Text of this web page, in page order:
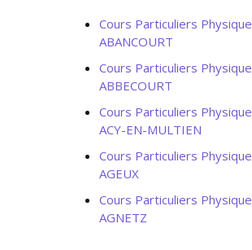
Cours Particuliers Physique
ABANCOURT
Cours Particuliers Physique
ABBECOURT
Cours Particuliers Physique
ACY-EN-MULTIEN
Cours Particuliers Physique
AGEUX
Cours Particuliers Physique
AGNETZ